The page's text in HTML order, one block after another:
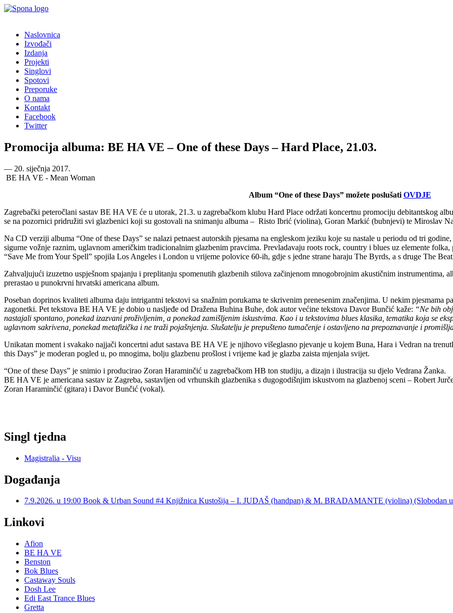
Naslovnica
Izvođači
Izdanja
Projekti
Singlovi
Spotovi
Preporuke
O nama
Kontakt
Facebook
Twitter
Promocija albuma: BE HA VE – One of these Days – Hard Place, 21.03.
― 20. siječnja 2017.
BE HA VE - Mean Woman
Album “One of these Days” možete poslušati OVDJE
Zagrebački peteročlani sastav BE HA VE će u utorak, 21.3. u zagrebačkom klubu Hard Place održati koncertnu promociju debitantskog
se na pozornici pridružiti svi glazbenici koji su gostovali na snimanju albuma – Risto Ibrić (violina), Goran Markić (bubnjevi) te Miroslav
Na CD verziji albuma “One of these Days” se nalazi petnaest autorskih pjesama na engleskom jeziku koje su nastale u periodu od tri
sigurne vožnje raznim, uglavnom američkim tradicionalnim glazbenim pravcima. Prevladavaju roots rock, country i blues uz elemente
“Save Me from Your Spell” spojila Los Angeles i London u vrijeme polovice 60-ih, gdje s jedne strane haraju The Byrds, a s druge The
Zahvaljujući izuzetno uspješnom spajanju i preplitanju spomenutih glazbenih stilova začinjenom mnogobrojnim akustičnim instrumentima,
prerastao u punokrvni hrvatski americana album.
Poseban doprinos kvaliteti albuma daju intrigantni tekstovi sa snažnim porukama te skrivenim prenesenim značenjima. U nekim
zagonetki. Pet tekstova BE HA VE je dobio u nasljeđe od Dražena Buhina Buhe, dok autor većine tekstova Davor Bunčić kaže: “Ne bih
nastajali spontano, ponekad izazvani proživljenim, a ponekad zamišljenim iskustvima. Kao i u tekstovima blues klasika, tematika koja se
uglavnom sakrivena, ponekad metafizička i ne traži pojašnjenja. Slušatelju je prepušteno tumačenje i ostavljeno na prepoznavanje i
Unikatan moment i svakako najjači koncertni adut sastava BE HA VE je njihovo višeglasno pjevanje u kojem Buna, Hara i Vedran na
this Days” je moderan pogled u, po mnogima, bolju glazbenu prošlost i vrijeme kad je glazba zaista mjenjala svijet.
“One of these Days” je snimio i producirao Zoran Haraminčić u zagrebačkom HB ton studiju, a dizajn i ilustracija su djelo Vedrana Žanka.
BE HA VE je americana sastav iz Zagreba, sastavljen od vrhunskih glazbenika s dugogodišnjim iskustvom na glazbenoj sceni – Robert
Zoran Haraminčić (gitara) i Davor Bunčić (vokal).
Singl tjedna
Magistralia - Visu
Događanja
7.9.2026. u 19:00 Book & Urban Sound #4 Knjižnica Kustošija – I. JUDAŠ (handpan) & M. BRADAMANTE (violina) (Slobodan
Linkovi
Afion
BE HA VE
Benston
Bok Blues
Castaway Souls
Dosh Lee
Edi East Trance Blues
Gretta